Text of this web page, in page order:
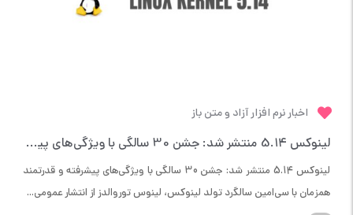
اخبار نرم افزار آزاد و متن باز
لینوکس 5.14 منتشر شد: جشن 30 سالگی با ویژگی‌های پیشرفته و قدرتمند
لینوکس 5.14 منتشر شد: جشن 30 سالگی با ویژگی‌های پیشرفته و قدرتمند
همزمان با سی‌امین سالگرد تولد لینوکس، لینوس توروالدز از انتشار عمومی...